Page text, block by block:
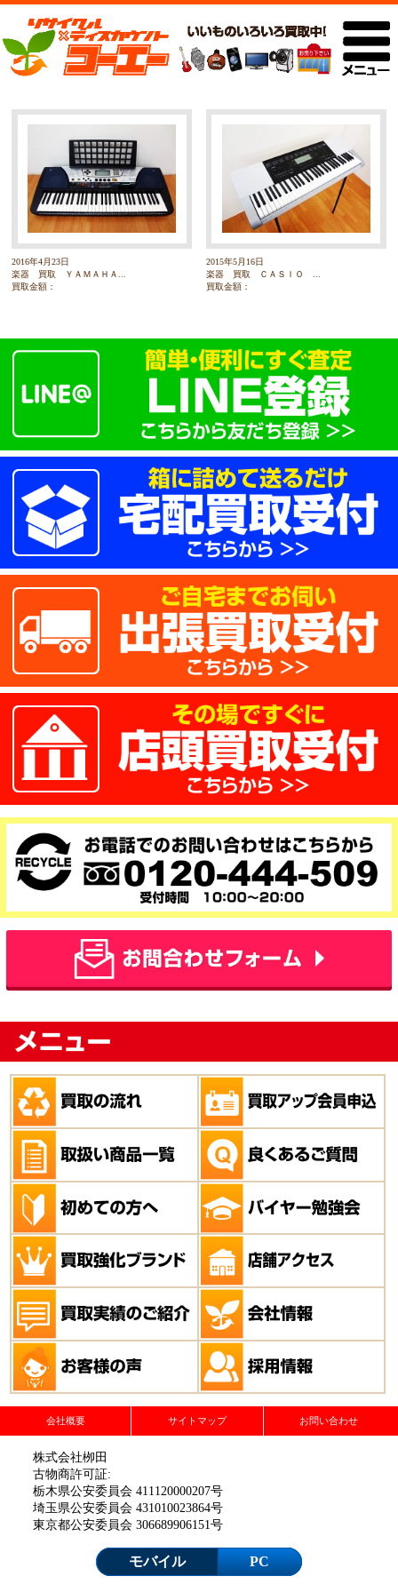
2016年4月23日
楽器 買取 ＹＡＭＡＨＡ...
買取金額：
2015年5月16日
楽器 買取 ＣＡＳＩＯ ...
買取金額：
会社概要 サイトマップ お問い合わせ
株式会社栁田
古物商許可証:
栃木県公安委員会 411120000207号
埼玉県公安委員会 431010023864号
東京都公安委員会 306689906151号
モバイル PC